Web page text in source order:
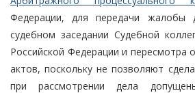
Федерации, для передачи жалобы
судебном заседании Судебной
Российской Федерации и пересмотра
актов, поскольку не позволяют
при рассмотрении дела